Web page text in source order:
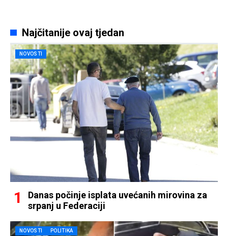
Najčitanije ovaj tjedan
NOVOSTI
Danas počinje isplata uvećanih mirovina za
srpanj u Federaciji
NOVOSTI POLITIKA